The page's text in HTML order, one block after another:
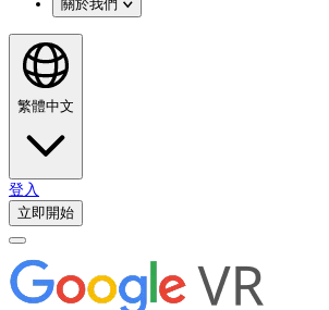
關於我們
繁體中文
登入
立即開始